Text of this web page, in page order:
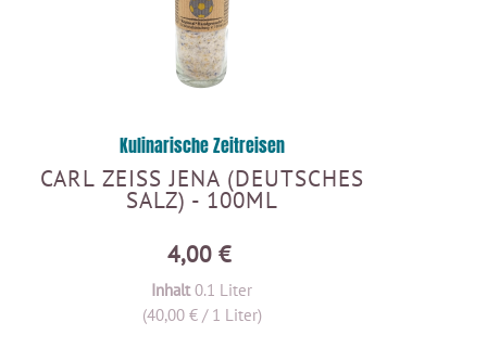
Kulinarische Zeitreisen
CARL ZEISS JENA (DEUTSCHES
SALZ) - 100ML
4,00 €
Inhalt0.1 Liter
(40,00 € / 1 Liter)